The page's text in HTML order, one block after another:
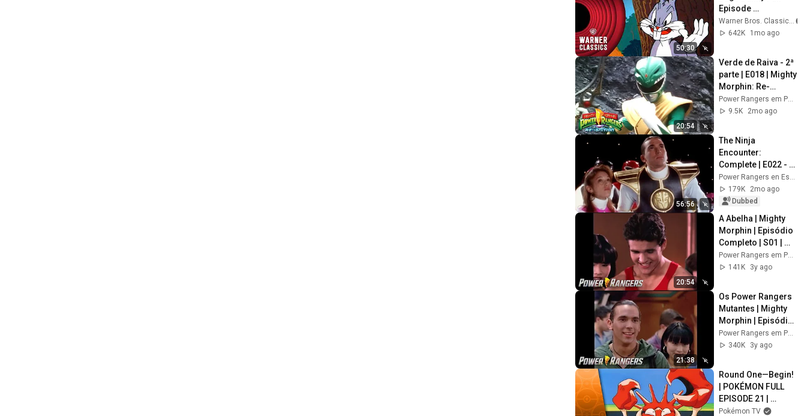
50:30
Episode
Compilation |
Warner Classics
Warner Bros. Classics
642K
1mo ago
20:54
Verde de Raiva - 2ª
parte | E018 | Mighty
Morphin: Re-
Ignition | Power
Rangers para
Power Rangers em Português - Canal Oficial
9.5K
2mo ago
56:56
The Ninja
Encounter:
Complete | E022 -
E024 | Might
Morphin | Mini
Movie | Power
Power Rangers en Español - Canal Oficial
179K
2mo ago
Dubbed
20:54
A Abelha | Mighty
Morphin | Episódio
Completo | S01 |
E51 | Power
Rangers em
Power Rangers em Português - Canal Oficial
141K
3y ago
21:38
Os Power Rangers
Mutantes | Mighty
Morphin | Episódio
Completo S01 E59 |
Power Rangers em
Power Rangers em Português - Canal Oficial
340K
3y ago
Round One—Begin!
| POKÉMON FULL
EPISODE 21 |
Season 2
Pokémon TV